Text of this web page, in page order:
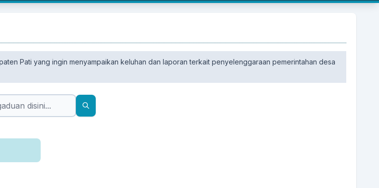
Pati yang ingin menyampaikan keluhan dan laporan terkait penyelenggaraan pemerintahan desa